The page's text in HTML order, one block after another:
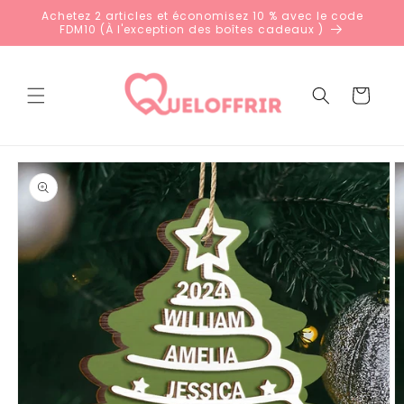
passer
Achetez 2 articles et économisez 10 % avec le code
FDM10 (À l'exception des boîtes cadeaux )
Panier
Passer aux
informations
produits